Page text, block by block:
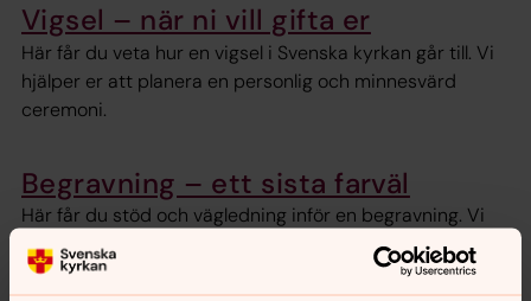
Vigsel – när ni vill gifta er
Här får du veta hur en vigsel i Svenska kyrkan går till. Vi
hjälper er att planera en personlig och minnesvärd
ceremoni.
Begravning – ett sista farväl
Här får du stöd och vägledning inför en begravning. Vi
hjälper dig genom hela processen.